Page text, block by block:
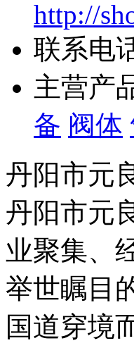
http://
联系电
主营产
备 阀体
丹阳市元
丹阳市元
业聚集、
举世瞩目
国道穿境